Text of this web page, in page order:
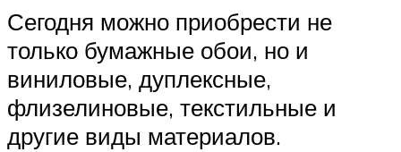
Сегодня можно приобрести не
только бумажные обои, но и
виниловые, дуплексные,
флизелиновые, текстильные и
другие виды материалов.